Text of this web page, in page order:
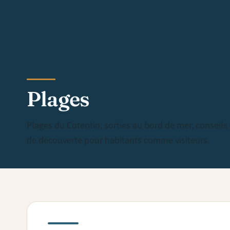
Plages
Plages du Cotentin, sorties au bord de mer,
de découverte pour habitants comme visiteurs.